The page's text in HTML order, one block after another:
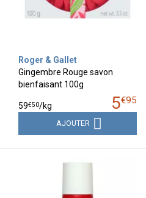
Roger & Gallet
Gingembre Rouge savon
bienfaisant 100g
5€95
59€50/kg
AJOUTER